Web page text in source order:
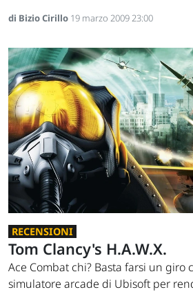
di Bizio Cirillo 19 marzo 2009 23:00
RECENSIONI
Tom Clancy's H.A.W.X.
Ace Combat chi? Basta farsi un giro
simulatore arcade di Ubisoft per